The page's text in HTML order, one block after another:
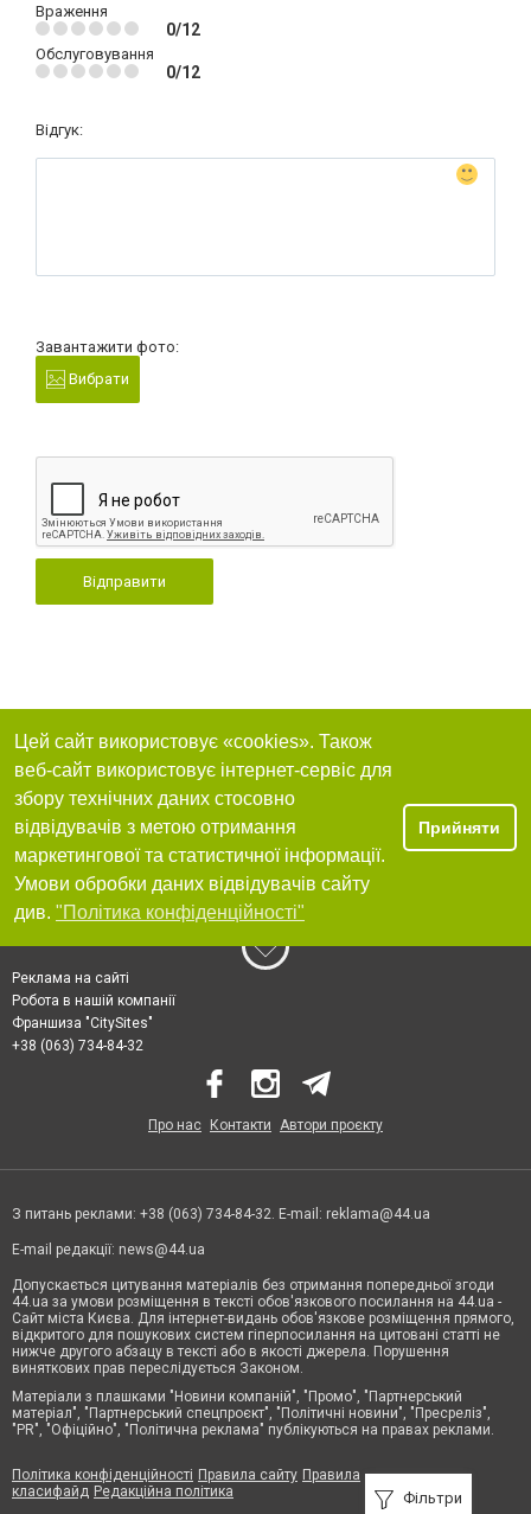
Враження
0/12
Обслуговування
0/12
Відгук:
Завантажити фото:
Вибрати
Відправити
Фільтри
Цей сайт використовує «cookies». Також
веб-сайт використовує інтернет-сервіс для
збору технічних даних стосовно
відвідувачів з метою отримання
маркетингової та статистичної інформації.
Умови обробки даних відвідувачів сайту
див. "Політика конфіденційності"
Прийняти
Реклама на сайті
Робота в нашій компанії
Франшиза "CitySites"
+38 (063) 734-84-32
Про нас Контакти Автори проєкту
З питань реклами: +38 (063) 734-84-32. E-mail: reklama@44.ua
E-mail редакції: news@44.ua
Допускається цитування матеріалів без отримання попередньої згоди
44.ua за умови розміщення в тексті обов'язкового посилання на 44.ua -
Сайт міста Києва. Для інтернет-видань обов'язкове розміщення прямого,
відкритого для пошукових систем гіперпосилання на цитовані статті не
нижче другого абзацу в тексті або в якості джерела. Порушення
виняткових прав переслідується Законом.
Матеріали з плашками "Новини компаній", "Промо", "Партнерський
матеріал", "Партнерський спецпроєкт", "Політичні новини", "Пресреліз",
"PR", "Офіційно", "Політична реклама" публікуються на правах реклами.
Політика конфіденційності Правила сайту Правила
класифайд Редакційна політика